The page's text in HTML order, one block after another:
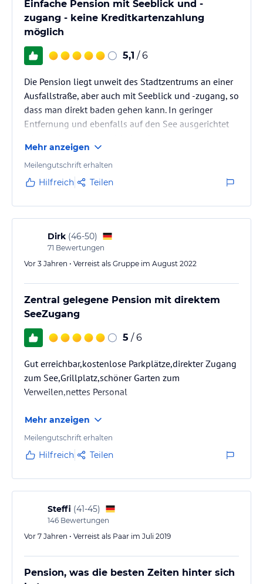
Einfache Pension mit Seeblick und -
zugang - keine Kreditkartenzahlung
möglich
5,1 / 6
Die Pension liegt unweit des Stadtzentrums an einer
Ausfallstraße, aber auch mit Seeblick und -zugang, so
dass man direkt baden gehen kann. In geringer
Entfernung und ebenfalls auf den See ausgerichtet
Der Parkraum ist auf dem Hotelgrundstück knapp
bemessen. Nahe des griechischen Restaurants Kreta
befinden sich jedoch zahlreiche öffentliche
Mehr anzeigen
Meilengutschrift erhalten
Hilfreich Teilen
Dirk (46-50)
71 Bewertungen
Vor 3 Jahren • Verreist als Gruppe im August 2022
Zentral gelegene Pension mit direktem
SeeZugang
5 / 6
Gut erreichbar,kostenlose Parkplätze,direkter Zugang
zum See,Grillplatz,schöner Garten zum
Verweilen,nettes Personal
Mehr anzeigen
Meilengutschrift erhalten
Hilfreich Teilen
Steffi (41-45)
146 Bewertungen
Vor 7 Jahren • Verreist als Paar im Juli 2019
Pension, was die besten Zeiten hinter sich